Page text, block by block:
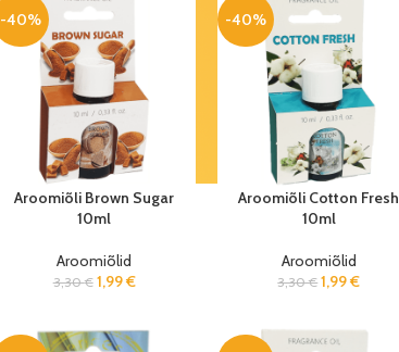
-40%
Aroomiõli Brown Sugar
10ml
Aroomiõlid
3,30€ 1,99€
-40%
Aroomiõli Cotton Fresh
10ml
Aroomiõlid
3,30€ 1,99€